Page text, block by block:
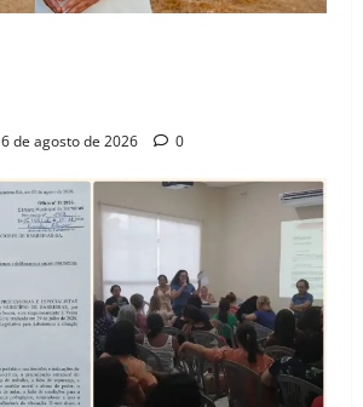
6 de agosto de 2026 0